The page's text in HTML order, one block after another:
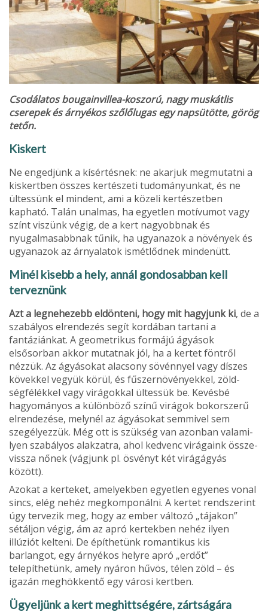
Csodálatos bougainvillea-koszorú, nagy muskátlis
cserepek és árnyékos szőlőlugas egy napsütötte, görög
tetőn.
Kiskert
Ne engedjünk a kísértésnek: ne akarjuk megmutatni a
kiskertben összes kertésze­ti tudományunkat, és ne
ültessünk el min­dent, ami a közeli kertészetben
kapható. Talán unalmas, ha egyetlen motívumot vagy
színt viszünk végig, de a kert nagyobbnak és
nyugalmasabbnak tűnik, ha ugyanazok a növények és
ugyanazok az árnyalatok ismétlődnek mindenütt.
Minél kisebb a hely, annál gondosab­ban kell
terveznünk
Azt a legnehezebb eldönteni, hogy mit hagyjunk ki, de a
sza­bályos elrendezés segít kordában tartani a
fantáziánkat. A geometrikus formájú ágyá­sok
elsősorban akkor mutatnak jól, ha a kertet föntről
nézzük. Az ágyásokat ala­csony sövénnyel vagy díszes
kövekkel ve­gyük körül, és fűszernövényekkel, zöld­
ségfélékkel vagy virágokkal ültessük be. Kevésbé
hagyományos a különböző színű virágok bokorszerű
elrendezése, melynél az ágyásokat semmivel sem
szegélyezzük. Még ott is szükség van azonban valami­
lyen szabályos alakzatra, ahol kedvenc vi­rágaink össze-
vissza nőnek (vágjunk pl. ösvényt két virágágyás
között).
Azokat a kerteket, amelyekben egyetlen egyenes vonal
sincs, elég nehéz meg­komponálni. A kertet rendszerint
úgy ter­vezik meg, hogy az ember változó „tája­kon”
sétáljon végig, ám az apró kertekben nehéz ilyen
illúziót kelteni. De építhetünk romantikus kis
barlangot, egy árnyékos helyre apró „erdőt”
telepíthetünk, amely nyáron hűvös, télen zöld – és
igazán meg­hökkentő egy városi kertben.
Ügyeljünk a kert meghittségére, zártsá­gára